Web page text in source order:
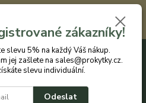
slevu 5% na každý nákup. Máte-li
na sales@prokytky.cz. Po jeho ověření
Přejít na registraci →
CZK 0ks
zákazníky!
slevu 5% na každý Váš nákup.
jej zašlete na sales@prokytky.cz.
slevu individuální.
Odeslat